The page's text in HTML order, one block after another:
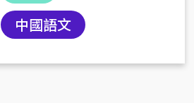
中國語文